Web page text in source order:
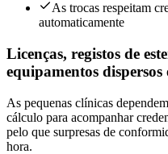
As trocas respeitam
automaticamente
Licenças, registos de
equipamentos dispersos
As pequenas clínicas
cálculo para acompanhar
pelo que surpresas de
hora.